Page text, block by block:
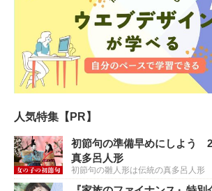
人気特集【PR】
初節句の準備早めにしよう
真多呂人形
初節句の雛人形は伝統の真多呂人形